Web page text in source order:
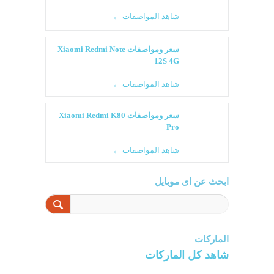
شاهد المواصفات ←
سعر ومواصفات Xiaomi Redmi Note
12S 4G
شاهد المواصفات ←
سعر ومواصفات Xiaomi Redmi K80
Pro
شاهد المواصفات ←
ابحث عن اى موبايل
الماركات
شاهد كل الماركات